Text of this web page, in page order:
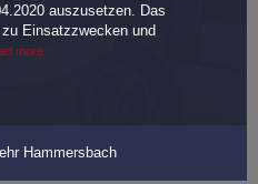
auszusetzen. Das
Einsatzzwecken und
more
Hammersbach